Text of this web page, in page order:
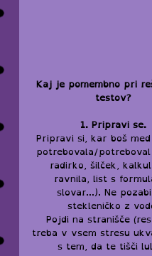
Kaj je pomembno pri
testov?
1. Pripravi se.
Pripravi si, kar boš
potrebovala/potreboval
radirko, šilček,
ravnila, list s
slovar...). Ne
stekleničko z
Pojdi na stranišče
treba v vsem stresu
s tem, da te tišči